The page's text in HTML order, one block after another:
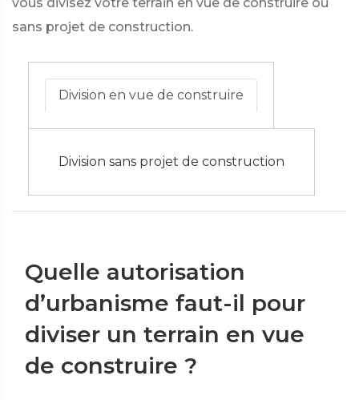
sans projet de construction.
Division en vue de construire
Division sans projet de construction
Quelle autorisation
d’urbanisme faut-il pour
diviser un terrain en vue
de construire ?